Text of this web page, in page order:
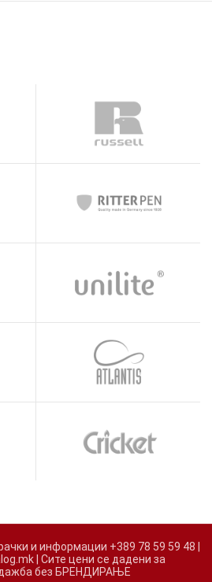
и информации +389 78 59 59 48 |
| Сите цени се дадени за
без БРЕНДИРАЊЕ